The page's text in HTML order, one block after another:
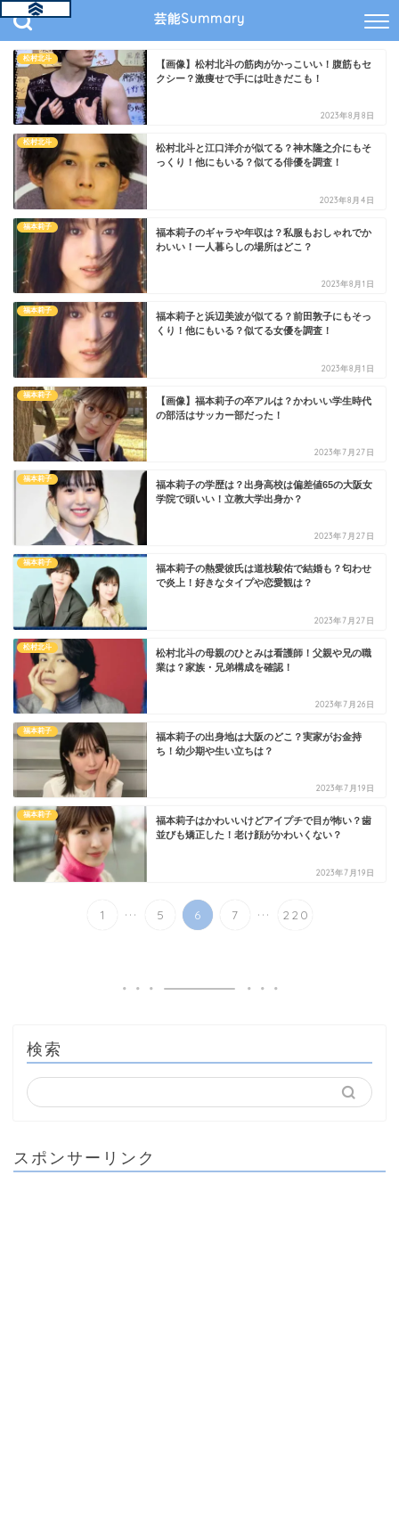
芸能Summary
松村北斗
【画像】松村北斗の筋肉がかっこいい！腹筋もセ
クシー？激痩せで手には吐きだこも！
2023年8月8日
松村北斗
松村北斗と江口洋介が似てる？神木隆之介にもそ
っくり！他にもいる？似てる俳優を調査！
2023年8月4日
福本莉子
福本莉子のギャラや年収は？私服もおしゃれでか
わいい！一人暮らしの場所はどこ？
2023年8月1日
福本莉子
福本莉子と浜辺美波が似てる？前田敦子にもそっ
くり！他にもいる？似てる女優を調査！
2023年8月1日
福本莉子
【画像】福本莉子の卒アルは？かわいい学生時代
の部活はサッカー部だった！
2023年7月27日
福本莉子
福本莉子の学歴は？出身高校は偏差値65の大阪女
学院で頭いい！立教大学出身か？
2023年7月27日
福本莉子
福本莉子の熱愛彼氏は道枝駿佑で結婚も？匂わせ
で炎上！好きなタイプや恋愛観は？
2023年7月27日
松村北斗
松村北斗の母親のひとみは看護師！父親や兄の職
業は？家族・兄弟構成を確認！
2023年7月26日
福本莉子
福本莉子の出身地は大阪のどこ？実家がお金持
ち！幼少期や生い立ちは？
2023年7月19日
福本莉子
福本莉子はかわいいけどアイプチで目が怖い？歯
並びも矯正した！老け顔がかわいくない？
2023年7月19日
1 ... 5 6 7 ... 220
検索
スポンサーリンク